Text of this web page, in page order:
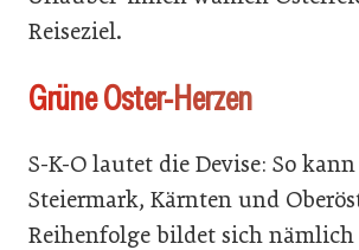
Reiseziel.
Grüne Oster-Herzen
S-K-O lautet die Devise: So
Steiermark, Kärnten und
Reihenfolge bildet sich